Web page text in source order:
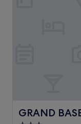
GRAND
GRAND BASE